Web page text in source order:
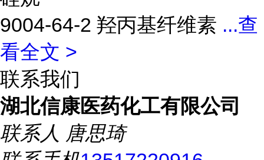
9004-64-2 羟丙基纤维素 ...查
看全文 >
联系我们
湖北信康医药化工有限公司
联系人 唐思琦